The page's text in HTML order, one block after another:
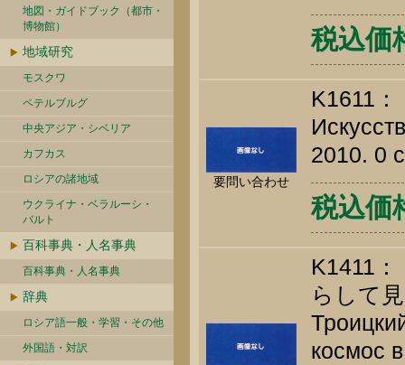
地図・ガイドブック（都市・
博物館）
地域研究
モスクワ
ペテルブルグ
中央アジア・シベリア
カフカス
ロシアの諸地域
ウクライナ・ベラルーシ・
バルト
百科事典・人名事典
百科事典・人名事典
辞典
ロシア語一般・学習・その他
外国語・対訳
税込価
要問い合わせ
K1611：
2010. 0
税込価
K1411
らして
космос